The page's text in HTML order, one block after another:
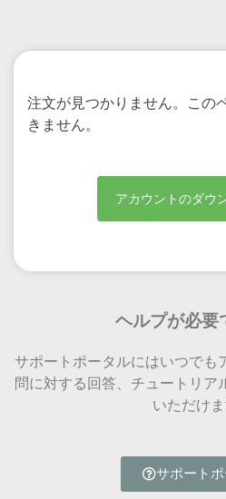
注文が見つかりません。この
きません。
アカウントのダウ
ヘルプが必要
サポートポータルにはいつでも
問に対する回答、チュートリア
いただけま
サポート